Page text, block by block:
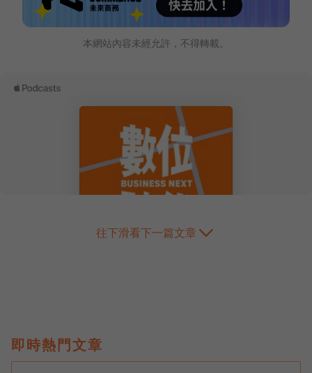
本網站內容未經允許，不得轉載。
往下滑看下一篇文章
即時熱門文章